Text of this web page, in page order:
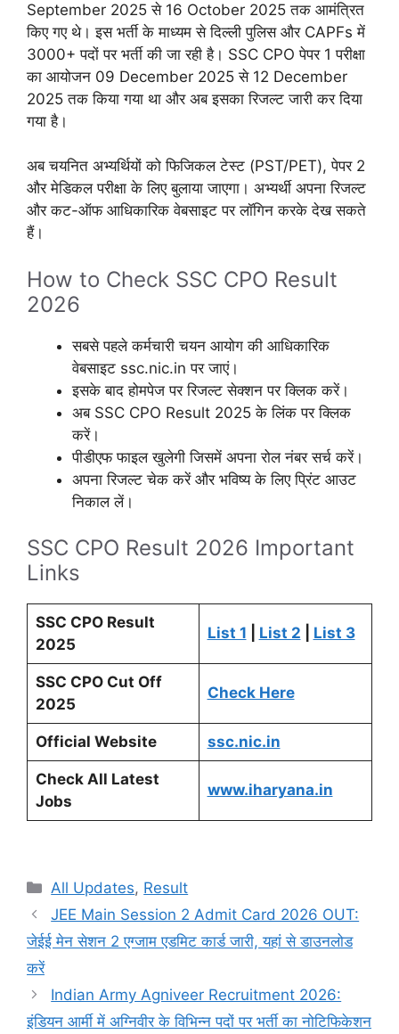
September 2025 से 16 October 2025 तक आमंत्रित
किए गए थे। इस भर्ती के माध्यम से दिल्ली पुलिस और CAPFs में
3000+ पदों पर भर्ती की जा रही है। SSC CPO पेपर 1 परीक्षा
का आयोजन 09 December 2025 से 12 December
2025 तक किया गया था और अब इसका रिजल्ट जारी कर दिया
गया है।
अब चयनित अभ्यर्थियों को फिजिकल टेस्ट (PST/PET), पेपर 2
और मेडिकल परीक्षा के लिए बुलाया जाएगा। अभ्यर्थी अपना रिजल्ट
और कट-ऑफ आधिकारिक वेबसाइट पर लॉगिन करके देख सकते
हैं।
How to Check SSC CPO Result
2026
सबसे पहले कर्मचारी चयन आयोग की आधिकारिक
वेबसाइट ssc.nic.in पर जाएं।
इसके बाद होमपेज पर रिजल्ट सेक्शन पर क्लिक करें।
अब SSC CPO Result 2025 के लिंक पर क्लिक
करें।
पीडीएफ फाइल खुलेगी जिसमें अपना रोल नंबर सर्च करें।
अपना रिजल्ट चेक करें और भविष्य के लिए प्रिंट आउट
निकाल लें।
SSC CPO Result 2026 Important
Links
SSC CPO Result
2025
List 1 List 2 List 3
SSC CPO Cut Off
2025
Check Here
Official Website ssc.nic.in
Check All Latest
Jobs
www.iharyana.in
Categories
All Updates, Result
JEE Main Session 2 Admit Card 2026 OUT:
जेईई मेन सेशन 2 एग्जाम एडमिट कार्ड जारी, यहां से डाउनलोड
करें
Indian Army Agniveer Recruitment 2026:
इंडियन आर्मी में अग्निवीर के विभिन्न पदों पर भर्ती का नोटिफिकेशन